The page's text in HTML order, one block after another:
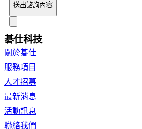
送出諮詢內容
碁仕科技
關於碁仕
服務項目
人才招募
最新消息
活動訊息
聯絡我們